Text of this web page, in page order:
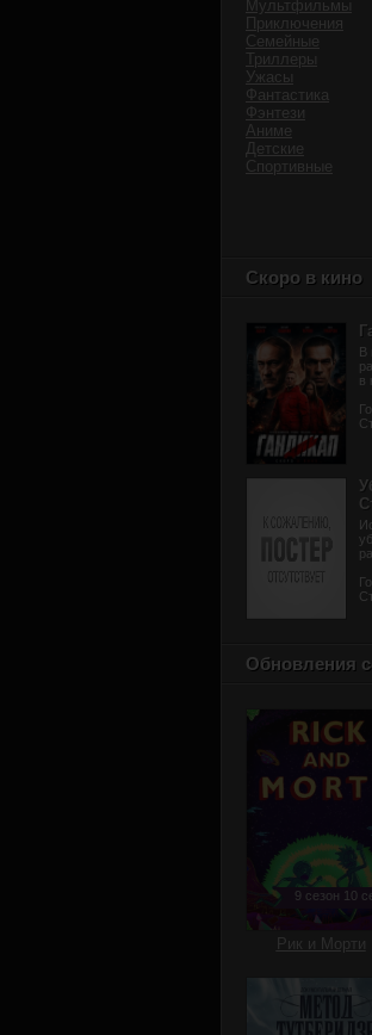
Мультфильмы
Приключения
Семейные
Триллеры
Ужасы
Фантастика
Фэнтези
Аниме
Детские
Спортивные
Скоро в кино
В
в
Обновления
9 сезон 10
Рик и Морти